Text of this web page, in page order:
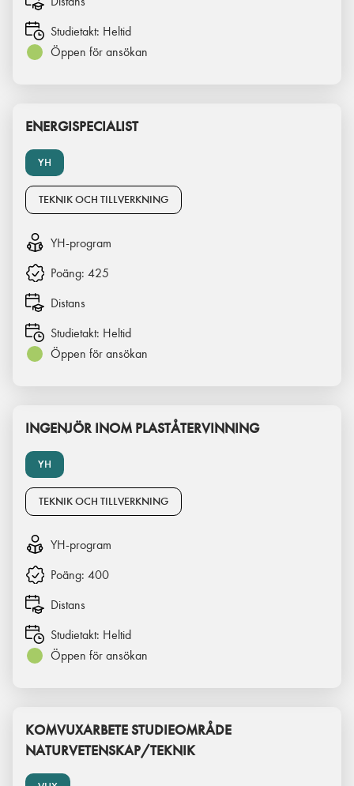
Studietakt: Heltid
Öppen för ansökan
YH
ENERGISPECIALIST
TEKNIK OCH TILLVERKNING
YH-program
Poäng: 425
Distans
Studietakt: Heltid
Öppen för ansökan
YH
INGENJÖR INOM PLASTÅTERVINNING
TEKNIK OCH TILLVERKNING
YH-program
Poäng: 400
Distans
Studietakt: Heltid
Öppen för ansökan
KOMVUXARBETE STUDIEOMRÅDE
NATURVETENSKAP/TEKNIK